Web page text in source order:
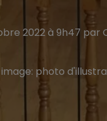
2022 à 9h47 par
photo